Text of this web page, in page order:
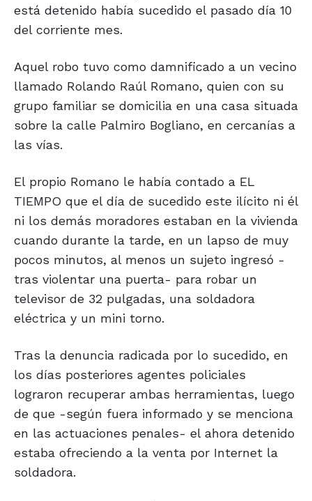
está detenido había sucedido el pasado día 10
del corriente mes.
Aquel robo tuvo como damnificado a un vecino
llamado Rolando Raúl Romano, quien con su
grupo familiar se domicilia en una casa situada
sobre la calle Palmiro Bogliano, en cercanías a
las vías.
El propio Romano le había contado a EL
TIEMPO que el día de sucedido este ilícito ni él
ni los demás moradores estaban en la vivienda
cuando durante la tarde, en un lapso de muy
pocos minutos, al menos un sujeto ingresó -
tras violentar una puerta- para robar un
televisor de 32 pulgadas, una soldadora
eléctrica y un mini torno.
Tras la denuncia radicada por lo sucedido, en
los días posteriores agentes policiales
lograron recuperar ambas herramientas, luego
de que -según fuera informado y se menciona
en las actuaciones penales- el ahora detenido
estaba ofreciendo a la venta por Internet la
soldadora.